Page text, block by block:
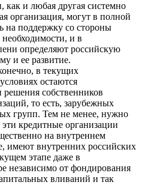
и любая другая системно
организация, могут в полной
на поддержку со стороны
и в
определяют российскую
и ее развитие.
в текущих
остаются
собственников
то есть, зарубежных
групп. Тем не менее, нужно
кредитные организации
на внутреннем
имеют внутренних российских
этапе даже в
независимо от фондирования
вливаний и так